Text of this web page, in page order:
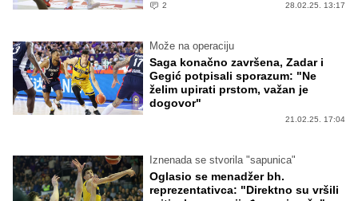
2 28.02.25. 13:17
Može na operaciju
Saga konačno završena, Zadar i
Gegić potpisali sporazum: "Ne
želim upirati prstom, važan je
dogovor"
21.02.25. 17:04
Iznenada se stvorila "sapunica"
Oglasio se menadžer bh.
reprezentativca: "Direktno su vršili